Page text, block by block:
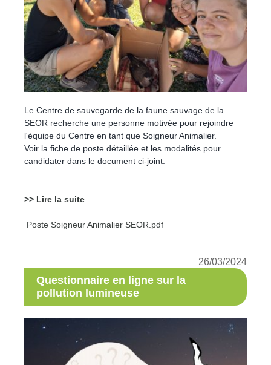
Le Centre de sauvegarde de la faune sauvage de la
SEOR recherche une personne motivée pour rejoindre
l'équipe du Centre en tant que Soigneur Animalier.
Voir la fiche de poste détaillée et les modalités pour
candidater dans le document ci-joint.
>> Lire la suite
Poste Soigneur Animalier SEOR.pdf
26/03/2024
Questionnaire en ligne sur la
pollution lumineuse